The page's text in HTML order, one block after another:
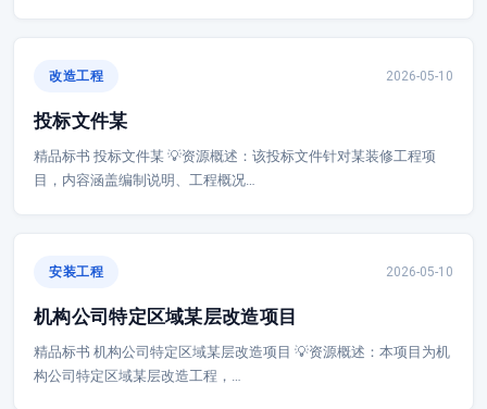
改造工程 2026-05-10
投标文件某
精品标书 投标文件某 💡资源概述：该投标文件针对某装修工程项
目，内容涵盖编制说明、工程概况…
安装工程 2026-05-10
机构公司特定区域某层改造项目
精品标书 机构公司特定区域某层改造项目 💡资源概述：本项目为机
构公司特定区域某层改造工程，…